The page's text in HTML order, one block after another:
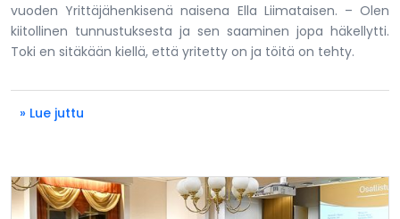
vuoden Yrittäjähenkisenä naisena Ella Liimataisen. – Olen
kiitollinen tunnustuksesta ja sen saaminen jopa häkellytti.
Toki en sitäkään kiellä, että yritetty on ja töitä on tehty.
» Lue juttu